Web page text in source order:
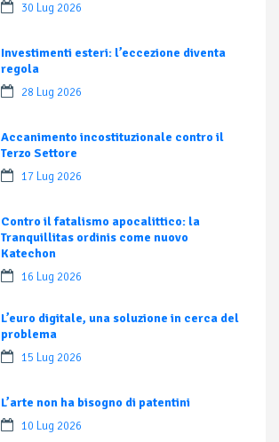
30 Lug 2026
Investimenti esteri: l’eccezione diventa
regola
28 Lug 2026
Accanimento incostituzionale contro il
Terzo Settore
17 Lug 2026
Contro il fatalismo apocalittico: la
Tranquillitas ordinis come nuovo
Katechon
16 Lug 2026
L’euro digitale, una soluzione in cerca del
problema
15 Lug 2026
L’arte non ha bisogno di patentini
10 Lug 2026